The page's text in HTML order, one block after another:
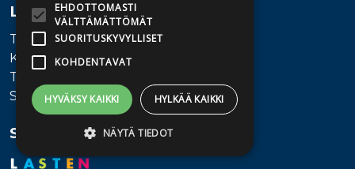
Lisätietoa
Toimitusehdot
Käyttöohjeet
Tietosuojaseloste
Saavutettavuusseloste
Seuraa meitä
EHDOTTOMASTI
VÄLTTÄMÄTTÖMÄT
SUORITUSKYVYLLISET
KOHDENTAVAT
HYVÄKSY KAIKKI HYLKÄÄ KAIKKI
NÄYTÄ TIEDOT